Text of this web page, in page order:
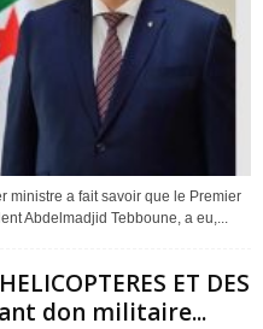
ministre a fait savoir que le Premier
Abdelmadjid Tebboune, a eu,...
ET DES
don militaire...